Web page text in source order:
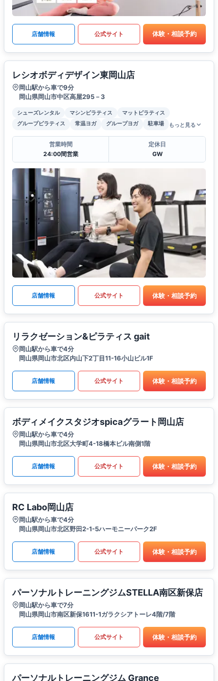
店舗情報 公式サイト 体験・相談予約
レシオボディデザイン東岡山店
岡山駅から車で9分
岡山県岡山市中区高屋295－3
シューズレンタル マシンピラティス
マットピラティス
グループピラティス
常温ヨガ グループヨガ 駐車場 もっと見る
営業時間
24:00間営業
定休日
GW
店舗情報 公式サイト 体験・相談予約
リラクゼーション&ピラティス gait
岡山駅から車で4分
岡山県岡山市北区内山下2丁目11-16小山ビル1F
店舗情報 公式サイト 体験・相談予約
ボディメイクスタジオspicaグラート岡山店
岡山駅から車で4分
岡山県岡山市北区大学町4-18橋本ビル南側1階
店舗情報 公式サイト 体験・相談予約
RC Labo岡山店
岡山駅から車で4分
岡山県岡山市北区野田2-1-5ハーモニーパーク2F
店舗情報 公式サイト 体験・相談予約
パーソナルトレーニングジムSTELLA南区新保店
岡山駅から車で7分
岡山県岡山市南区新保1611-1ガラクシアトーレ4階/7階
店舗情報 公式サイト 体験・相談予約
パーソナルトレーニングジム Grance